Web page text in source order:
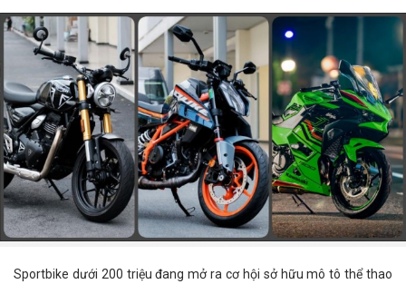
Sportbike dưới 200 triệu đang mở ra cơ hội sở hữu mô tô thể thao